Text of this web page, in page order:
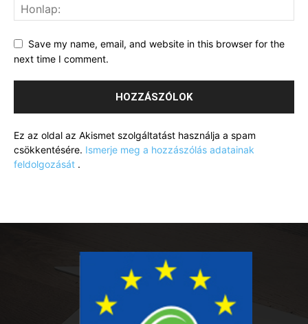
Save my name, email, and website in this browser for the
next time I comment.
Ez az oldal az Akismet szolgáltatást használja a spam
csökkentésére. Ismerje meg a hozzászólás adatainak
feldolgozását .